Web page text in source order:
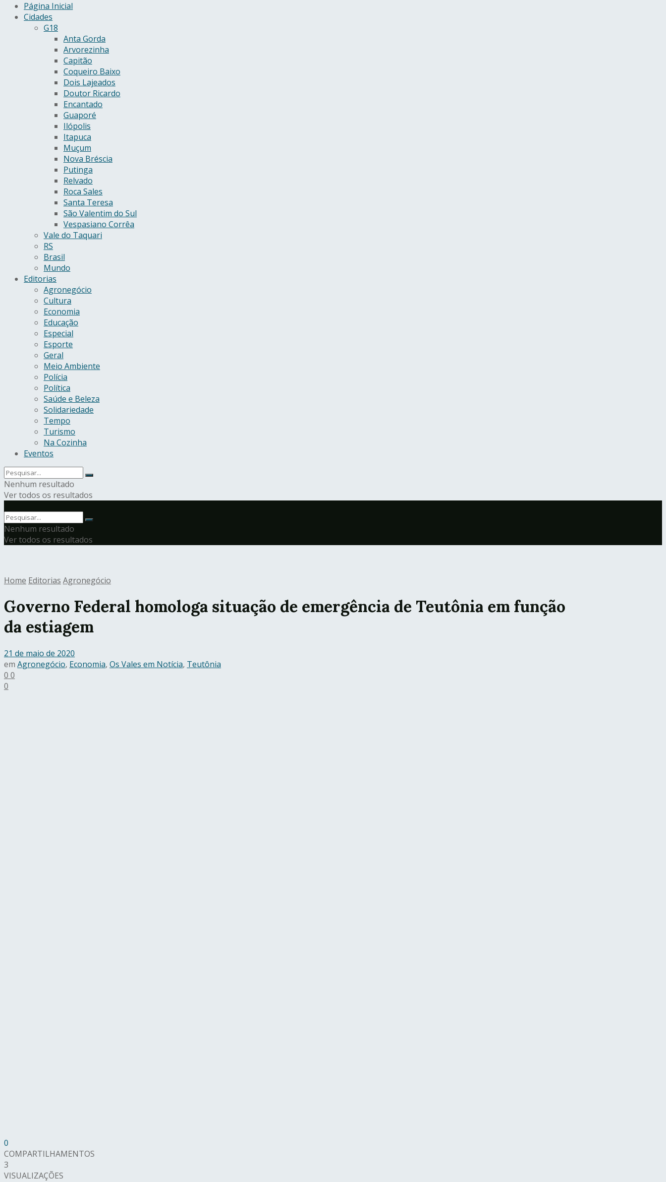
Página Inicial
Cidades
G18
Anta Gorda
Arvorezinha
Capitão
Coqueiro Baixo
Dois Lajeados
Doutor Ricardo
Encantado
Guaporé
Ilópolis
Itapuca
Muçum
Nova Bréscia
Putinga
Relvado
Roca Sales
Santa Teresa
São Valentim do Sul
Vespasiano Corrêa
Vale do Taquari
RS
Brasil
Mundo
Editorias
Agronegócio
Cultura
Economia
Educação
Especial
Esporte
Geral
Meio Ambiente
Polícia
Política
Saúde e Beleza
Solidariedade
Tempo
Turismo
Na Cozinha
Eventos
Nenhum resultado
Ver todos os resultados
Nenhum resultado
Ver todos os resultados
Home Editorias Agronegócio
Governo Federal homologa situação de emergência de Teutônia em função
da estiagem
21 de maio de 2020
em Agronegócio, Economia, Os Vales em Notícia, Teutônia
0 0
0
0
COMPARTILHAMENTOS
3
VISUALIZAÇÕES